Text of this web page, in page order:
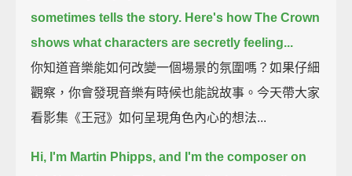
sometimes tells the story. Here's how The Crown
shows what characters are secretly feeling...
你知道音樂能如何改變一個場景的氛圍嗎？如果仔細
觀察，你會發現音樂有時候也能說故事。今天帶大家
看影集《王冠》如何呈現角色內心的想法...
Hi, I'm Martin Phipps, and I'm the composer on